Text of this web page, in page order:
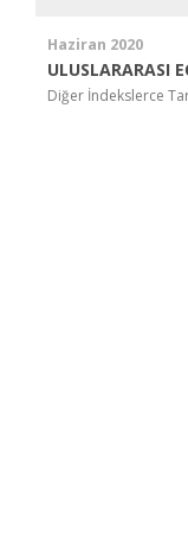
Haziran 2020
ULUSLARARASI
Diğer İndekslerce